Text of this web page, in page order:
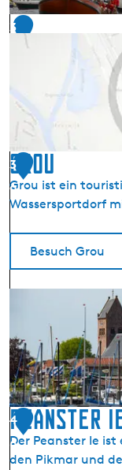
s
l
q
u
ä
d
3
3
9
Grou
Grou ist ein
Wassersportdorf
Besuch Grou
o
u
4
0
Peanster
Der Peanster Ie
den Pikmar und